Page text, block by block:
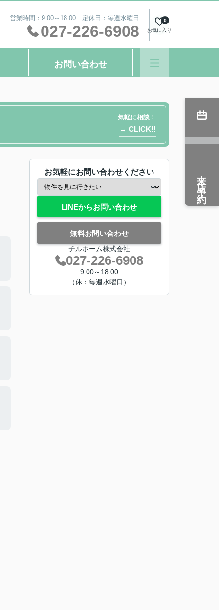
営業時間：9:00～18:00 定休日：毎週水曜日
027-226-6908 お気に入り
0
お問い合わせ
気軽に相談！
→ CLICK!!
お気軽にお問い合わせください
LINEからお問い合わせ
無料お問い合わせ
チルホーム株式会社
027-226-6908
9:00～18:00
（休：毎週水曜日）
来店予約